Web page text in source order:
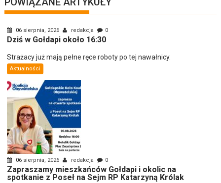
06 sierpnia, 2026 redakcja 0
Dziś w Gołdapi około 16:30
Strażacy już mają pełne ręce roboty po tej nawałnicy.
Aktualności
06 sierpnia, 2026 redakcja 0
Zapraszamy mieszkańców Gołdapi i okolic na
spotkanie z Poseł na Sejm RP Katarzyną Królak